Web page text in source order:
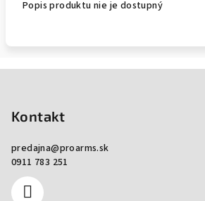
Popis produktu nie je dostupný
Kontakt
predajna@proarms.sk
0911 783 251